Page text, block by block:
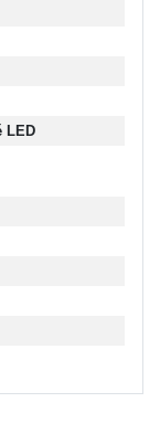
LED